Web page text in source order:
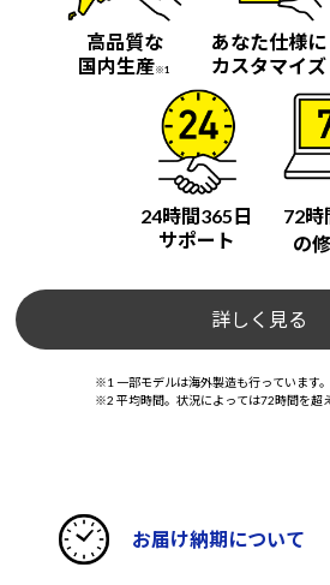
高品質な
国内生産※1
あなた仕様に
カスタマイズ
24時間365日
サポート
72時
の
詳しく見る
※1 一部モデルは海外製造も行っています。
※2 平均時間。状況によっては72時間を超
お届け納期について